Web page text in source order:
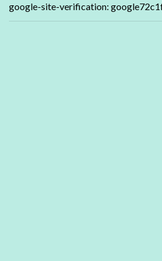
google-site-verification: